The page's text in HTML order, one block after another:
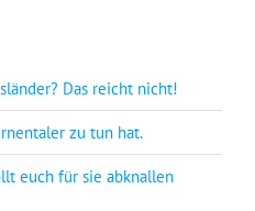
Das reicht nicht!
zu tun hat.
euch für sie abknallen